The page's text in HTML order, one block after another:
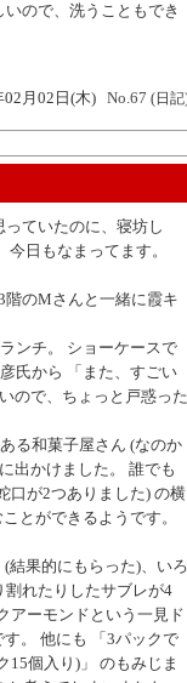
ので、洗うこともでき
02月02日(木) No.67 (日記
ていたのに、寝坊し
日もなまってます。
階のMさんと一緒に霞キ
ンチ。 ショーケースで
氏から 「また、すごい
ので、ちょっと戸惑った
る和菓子屋さん (なのか
出かけました。 誰でも
口が2つありました) の横
とができるようです。
結果的にもらった)、いろ
れたりしたサブレが4
アーモンドという一見ド
。 他にも 「3パックで
15個入り)」 のもみじま